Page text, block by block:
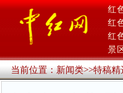
红
红
红
景
当前位置：新闻类>>特稿精